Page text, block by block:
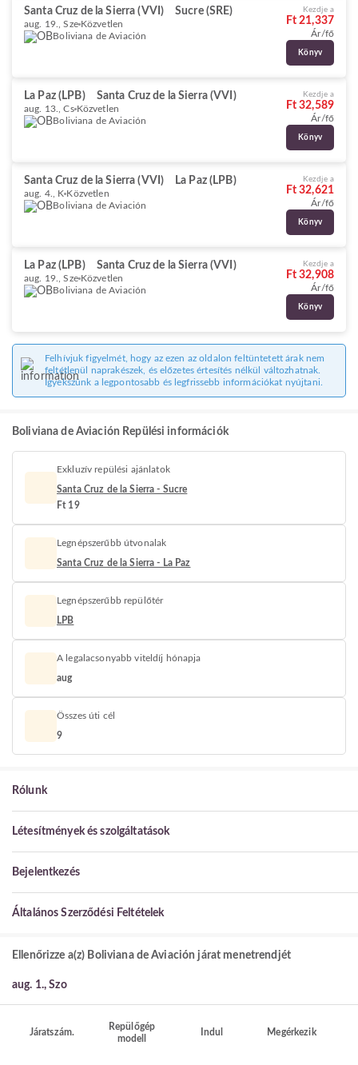
Santa Cruz de la Sierra (VVI) Sucre (SRE)
aug. 19., Sze Közvetlen
Boliviana de Aviación
Kezdje a
Ft 21,337
Ár/fő
Könyv
La Paz (LPB) Santa Cruz de la Sierra (VVI)
aug. 13., Cs Közvetlen
Boliviana de Aviación
Kezdje a
Ft 32,589
Ár/fő
Könyv
Santa Cruz de la Sierra (VVI) La Paz (LPB)
aug. 4., K Közvetlen
Boliviana de Aviación
Kezdje a
Ft 32,621
Ár/fő
Könyv
La Paz (LPB) Santa Cruz de la Sierra (VVI)
aug. 19., Sze Közvetlen
Boliviana de Aviación
Kezdje a
Ft 32,908
Ár/fő
Könyv
Felhívjuk figyelmét, hogy az ezen az oldalon feltüntetett árak nem
feltétlenül naprakészek, és előzetes értesítés nélkül változhatnak.
Igyekszünk a legpontosabb és legfrissebb információkat nyújtani.
Boliviana de Aviación Repülési információk
Exkluzív repülési ajánlatok
Santa Cruz de la Sierra - Sucre
Ft 19
Legnépszerűbb útvonalak
Santa Cruz de la Sierra - La Paz
Legnépszerűbb repülőtér
LPB
A legalacsonyabb viteldíj hónapja
aug
Összes úti cél
9
Rólunk
Létesítmények és szolgáltatások
Bejelentkezés
Általános Szerződési Feltételek
Ellenőrizze a(z) Boliviana de Aviación járat menetrendjét
aug. 1., Szo
Járatszám.
Repülőgép
modell
Indul Megérkezik